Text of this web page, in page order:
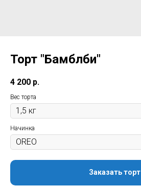
Торт "Бамблби"
4 200 р.
Вес торта
Начинка
Заказать торт